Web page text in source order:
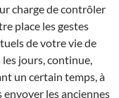
charge de contrôler
place les gestes
de votre vie de
jours, continue,
un certain temps, à
envoyer les anciennes